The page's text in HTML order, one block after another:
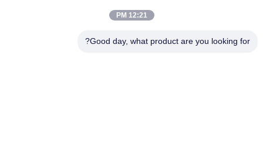
12:21 PM
Good day, what product are you looking for?